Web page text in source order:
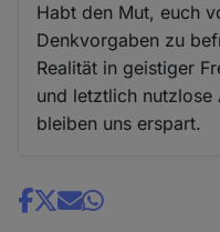
Habt den Mut, euch
Denkvorgaben zu
Realität in geistiger
und letztlich nutzlose
bleiben uns erspart.
Share